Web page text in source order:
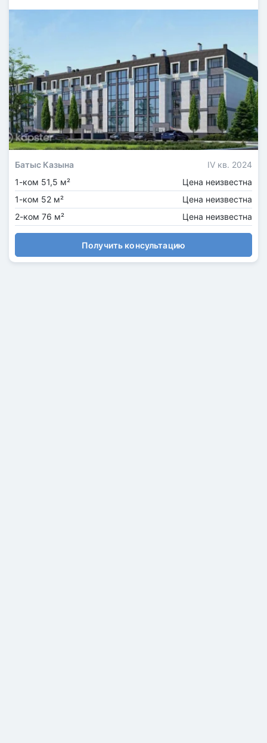
Батыс Казына
IV кв. 2024
1-ком 51,5 м²
Цена неизвестна
1-ком 52 м²
Цена неизвестна
2-ком 76 м²
Цена неизвестна
Получить консультацию